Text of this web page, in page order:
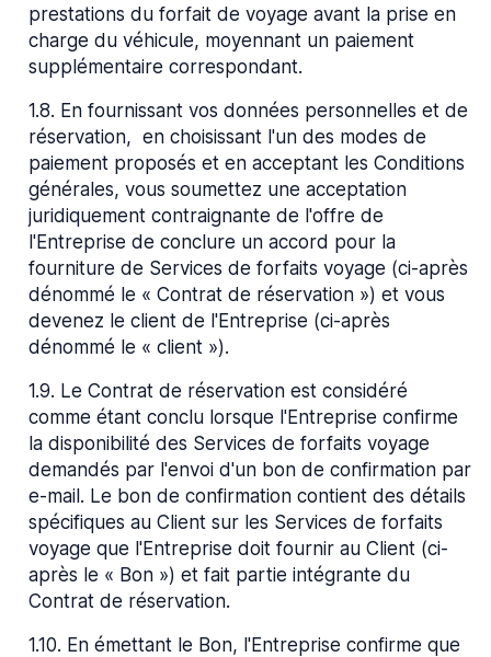
prestations du forfait de voyage avant la prise en
charge du véhicule, moyennant un paiement
supplémentaire correspondant.
1.8. En fournissant vos données personnelles et de
réservation, en choisissant l'un des modes de
paiement proposés et en acceptant les Conditions
générales, vous soumettez une acceptation
juridiquement contraignante de l'offre de
l'Entreprise de conclure un accord pour la
fourniture de Services de forfaits voyage (ci-après
dénommé le « Contrat de réservation ») et vous
devenez le client de l'Entreprise (ci-après
dénommé le « client »).
1.9. Le Contrat de réservation est considéré
comme étant conclu lorsque l'Entreprise confirme
la disponibilité des Services de forfaits voyage
demandés par l'envoi d'un bon de confirmation par
e-mail. Le bon de confirmation contient des détails
spécifiques au Client sur les Services de forfaits
voyage que l'Entreprise doit fournir au Client (ci-
après le « Bon ») et fait partie intégrante du
Contrat de réservation.
1.10. En émettant le Bon, l'Entreprise confirme que